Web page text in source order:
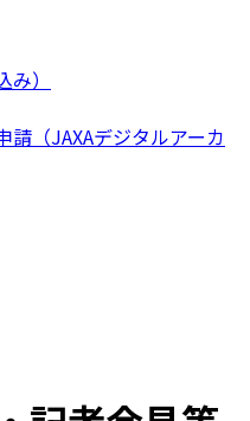
）
請（JAXAデジタルアーカ